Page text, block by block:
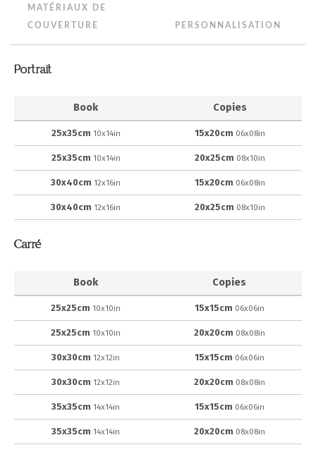
MATÉRIAUX DE
COUVERTURE PERSONNALISATION
Portrait
Book Copies
25x35cm 10x14in 15x20cm 06x08in
25x35cm 10x14in 20x25cm 08x10in
30x40cm 12x16in 15x20cm 06x08in
30x40cm 12x16in 20x25cm 08x10in
Carré
Book Copies
25x25cm 10x10in 15x15cm 06x06in
25x25cm 10x10in 20x20cm 08x08in
30x30cm 12x12in 15x15cm 06x06in
30x30cm 12x12in 20x20cm 08x08in
35x35cm 14x14in 15x15cm 06x06in
35x35cm 14x14in 20x20cm 08x08in